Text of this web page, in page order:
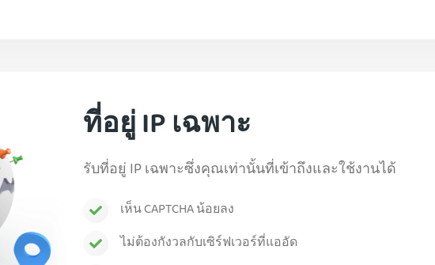
ที่อยู่ IP เฉพาะ
รับที่อยู่ IP เฉพาะซึ่งคุณเท่านั้นที่เข้าถึงและใช้งานได้
เห็น CAPTCHA น้อยลง
ไม่ต้องกังวลกับเซิร์ฟเวอร์ที่แออัด